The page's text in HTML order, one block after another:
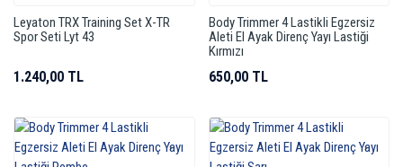
Leyaton TRX Training Set X-TR
Spor Seti Lyt 43
1.240,00 TL
Body Trimmer 4 Lastikli Egzersiz
Aleti El Ayak Direnç Yayı Lastiği
Kırmızı
650,00 TL